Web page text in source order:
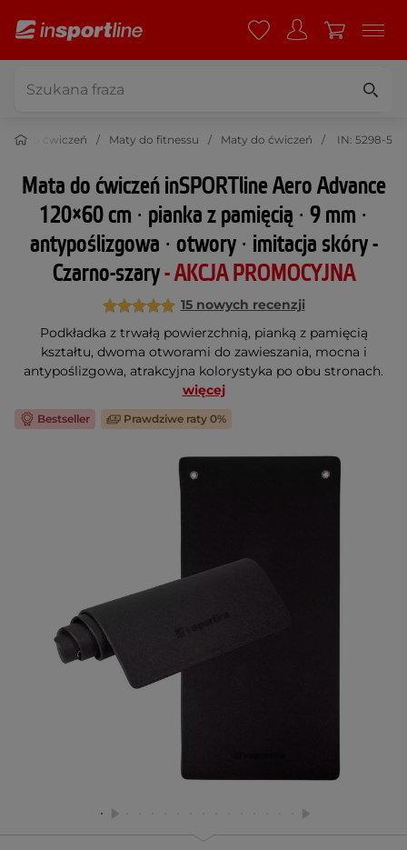
do ćwiczeń Maty do fitnessu Maty do ćwiczeń IN: 5298-5
Mata do ćwiczeń inSPORTline Aero Advance
120×60 cm ∙ pianka z pamięcią ∙ 9 mm ∙
antypoślizgowa ∙ otwory ∙ imitacja skóry -
Czarno-szary- AKCJA PROMOCYJNA
15 nowych recenzji
Podkładka z trwałą powierzchnią, pianką z pamięcią
kształtu, dwoma otworami do zawieszania, mocna i
antypoślizgowa, atrakcyjna kolorystyka po obu stronach.
więcej
Bestseller Prawdziwe raty 0%